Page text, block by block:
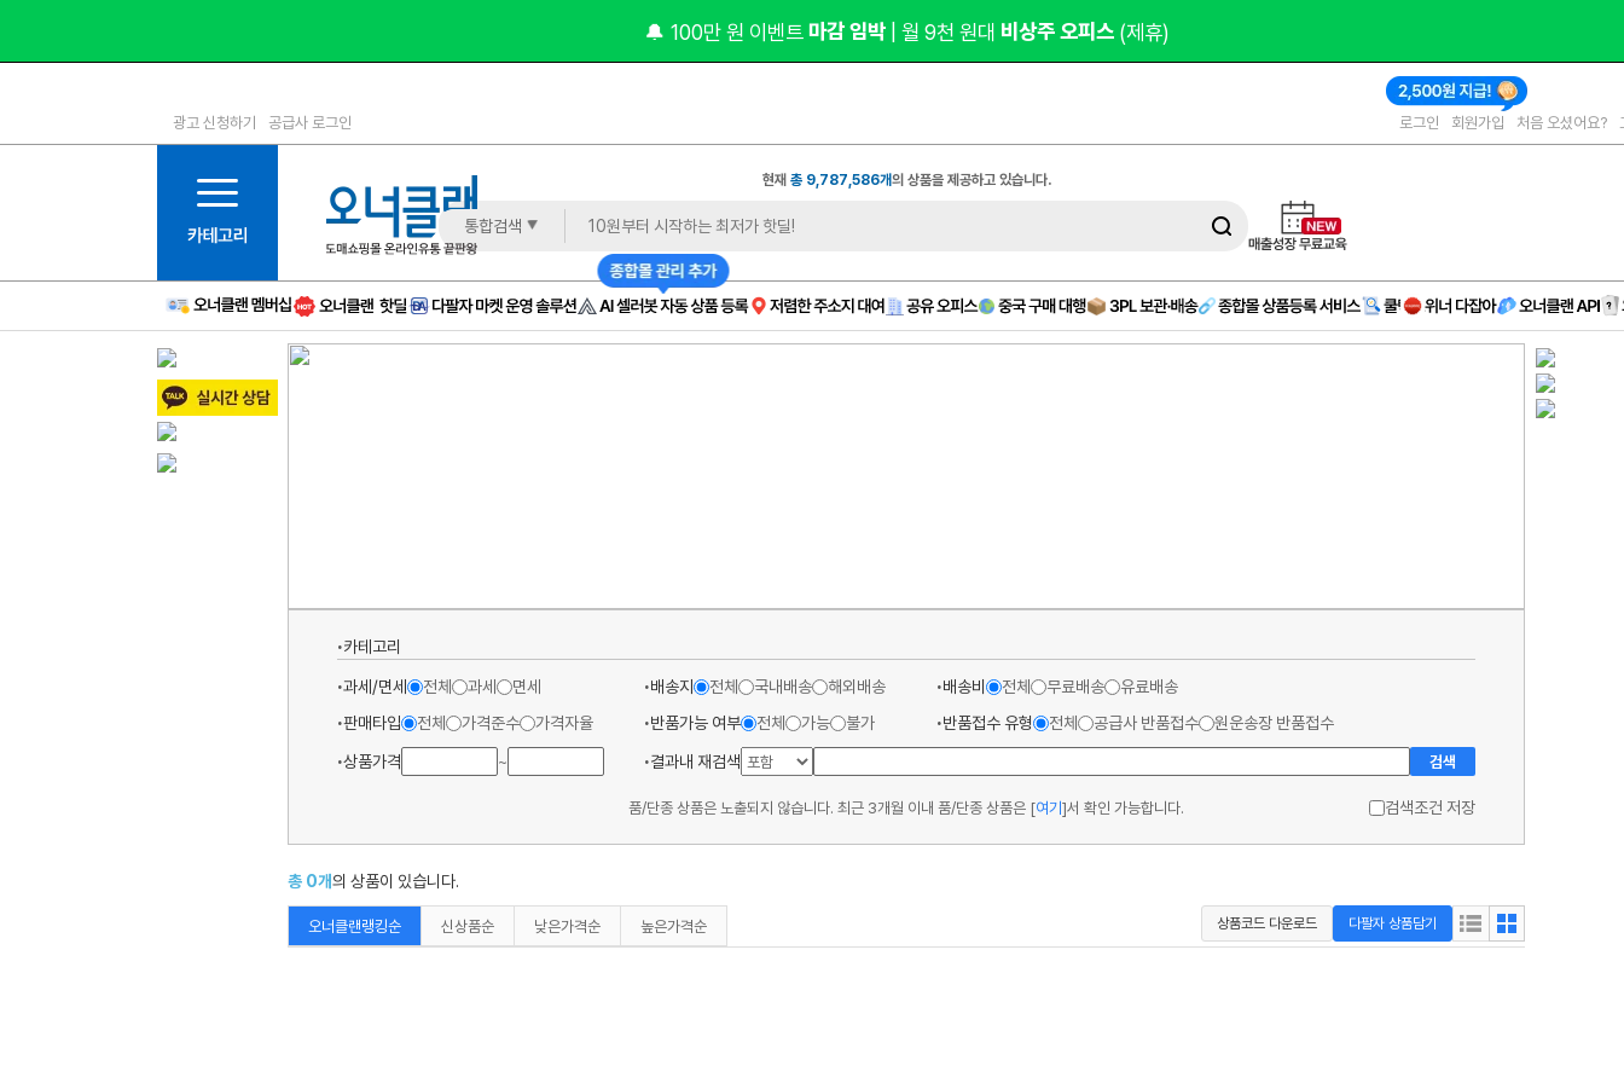
1등급
6등급
11등급
12등급
15등급
16등급
17등급
신규
주의
BAD
🔔 100만 원 이벤트 마감 임박 | 월 9천 원대 비상주 오피스 (제휴)
광고 신청하기 공급사 로그인 로그인 회원가입 처음 오셨어요?
현재총 9,787,586개의 상품을 제공하고 있습니다.
통합검색
카테고리
과세/면세
전체 과세 면세 배송지 전체 국내배송 해외배송 배송비 전체 무료배송
유료배송
판매타입
전체 가격준수 가격자율 반품가능 여부 전체 가능 불가 반품접수 유형 전체 공급사 반품접수
원운송장 반품접수
상품가격
~ 결과내 재검색 검색
품/단종 상품은 노출되지 않습니다. 최근 3개월 이내 품/단종 상품은 [여기]서 확인 가능합니다. 검색조건 저장
총 0개의 상품이 있습니다.
오너클랜랭킹순 신상품순 낮은가격순 높은가격순